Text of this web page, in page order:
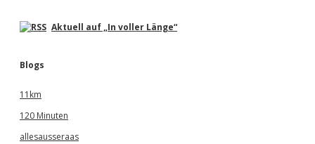
Aktuell auf „In voller Länge“
Blogs
11km
120 Minuten
allesausseraas